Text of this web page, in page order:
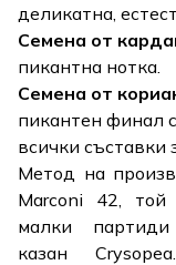
деликатна,
Семена от
пикантна нотка.
Семена от
пикантен финал
всички съставки
Метод на
Marconi 42, той
малки
казан Crysopea